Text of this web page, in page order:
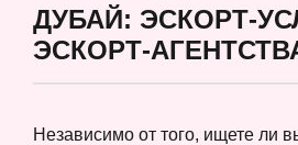
ДУБАЙ: ЭСКОРТ-
ЭСКОРТ-
Независимо от того, ищете ли